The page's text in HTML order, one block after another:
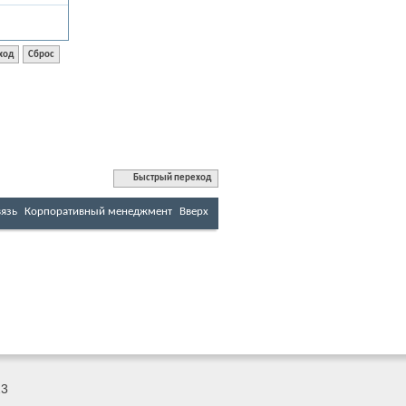
Быстрый переход
Корпоративный менеджмент Вверх